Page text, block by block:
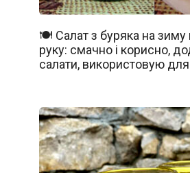
🍽️ Салат з буряка на
руку: смачно і корисно,
салати, використовую